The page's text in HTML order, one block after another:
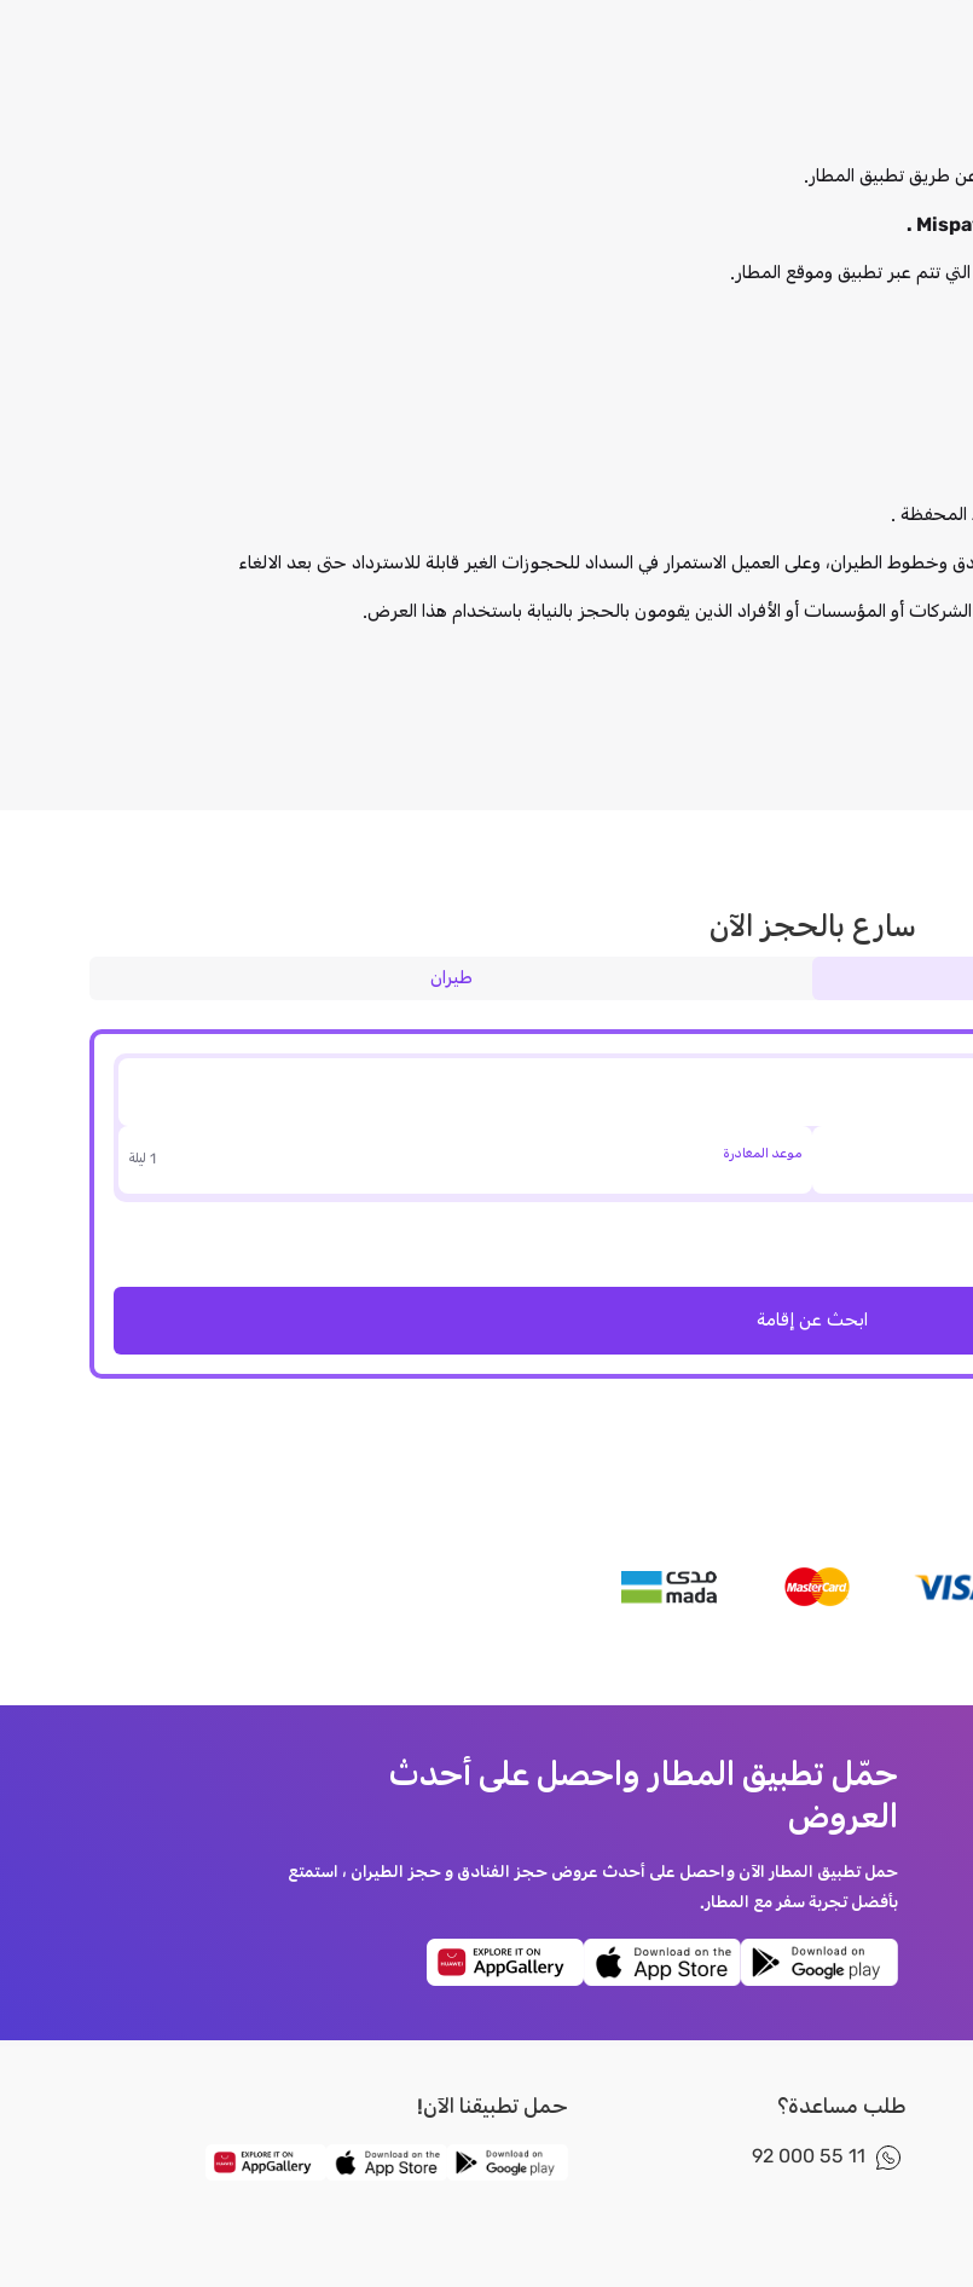
طريق تطبيق المطار.
تتم عبر تطبيق وموقع المطار.
المحفظة .
وخطوط الطيران، وعلى العميل الاستمرار في السداد للحجوزات الغير قابلة للاسترداد حتى بعد الالغاء
أو المؤسسات أو الأفراد الذين يقومون بالحجز بالنيابة باستخدام هذا العرض.
سارع بالحجز الآن
طيران
موعد المغادرة 1 ليلة
ابحث عن إقامة
حمّل تطبيق المطار واحصل على أحدث
العروض
حمل تطبيق المطار الآن واحصل على أحدث عروض حجز الفنادق و حجز الطيران ، استمتع
بأفضل تجربة سفر مع المطار.
طلب مساعدة؟
92 000 55 11
حمل تطبيقنا الآن!